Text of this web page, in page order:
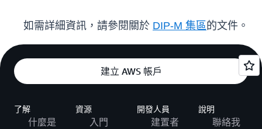
如需詳細資訊，請參閱關於 DIP-M 集區的文件。
建立 AWS 帳戶
了解
什麼是
資源
入門
開發人員
建置者
說明
聯絡我